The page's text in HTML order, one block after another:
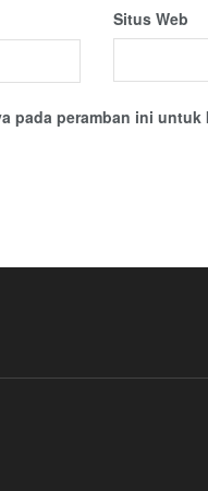
Situs Web
pada peramban ini